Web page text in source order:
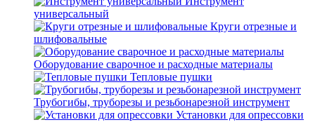
универсальный
Круги отрезные и
шлифовальные
Оборудование сварочное и расходные материалы
Тепловые пушки
Трубогибы, труборезы и резьбонарезной инструмент
Установки для опрессовки